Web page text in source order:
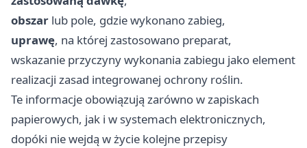
obszar lub pole, gdzie wykonano zabieg,
uprawę, na której zastosowano preparat,
wskazanie przyczyny wykonania zabiegu jako element
realizacji zasad integrowanej ochrony roślin.
Te informacje obowiązują zarówno w zapiskach
papierowych, jak i w systemach elektronicznych,
dopóki nie wejdą w życie kolejne przepisy